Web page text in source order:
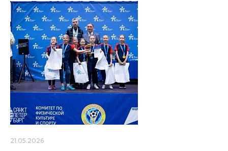
21.05.2026